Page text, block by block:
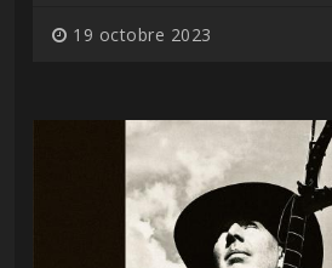
19 octobre 2023